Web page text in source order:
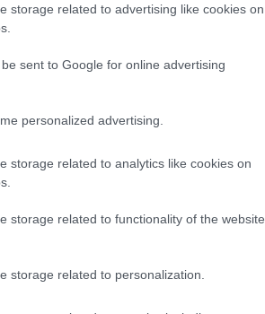
storage related to advertising like cookies on
sent to Google for online advertising
personalized advertising.
storage related to analytics like cookies on
storage related to functionality of the website
storage related to personalization.